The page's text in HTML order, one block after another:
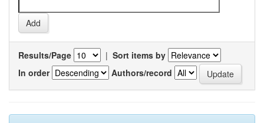
Results/Page | Sort items by
In order
Authors/record